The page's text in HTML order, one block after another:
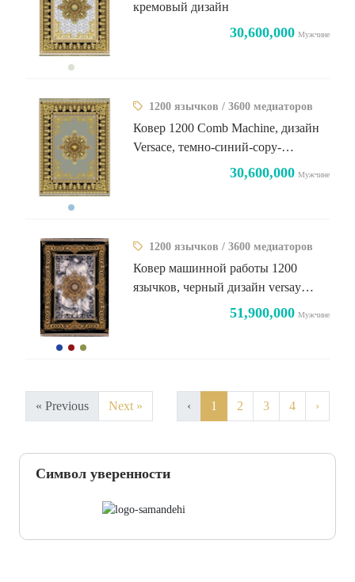
кремовый дизайн
30,600,000 Мужчине
1200 язычков / 3600 медиаторов
Ковер 1200 Comb Machine, дизайн
Versace, темно-синий-copy-
30,600,000 Мужчине
1200 язычков / 3600 медиаторов
Ковер машинной работы 1200
язычков, черный дизайн versay
51,900,000 Мужчине
« Previous Next » ‹ 1 2 3 4 ›
Символ уверенности